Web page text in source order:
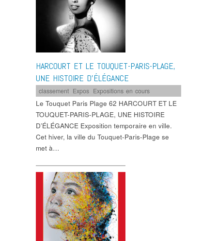
HARCOURT ET LE TOUQUET-PARIS-PLAGE,
UNE HISTOIRE D’ÉLÉGANCE
classement Expos Expositions en cours
Le Touquet Paris Plage 62 HARCOURT ET LE
TOUQUET-PARIS-PLAGE, UNE HISTOIRE
D’ÉLÉGANCE Exposition temporaire en ville.
Cet hiver, la ville du Touquet-Paris-Plage se
met à…